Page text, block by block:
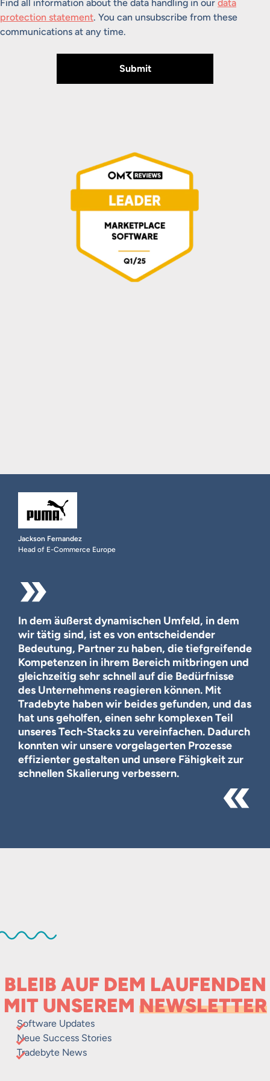
Find all information about the data handling in our data
protection statement. You can unsubscribe from these
communications at any time.
Submit
Jackson Fernandez
Head of E-Commerce Europe
In dem äußerst dynamischen Umfeld, in dem
wir tätig sind, ist es von entscheidender
Bedeutung, Partner zu haben, die tiefgreifende
Kompetenzen in ihrem Bereich mitbringen und
gleichzeitig sehr schnell auf die Bedürfnisse
des Unternehmens reagieren können. Mit
Tradebyte haben wir beides gefunden, und das
hat uns geholfen, einen sehr komplexen Teil
unseres Tech-Stacks zu vereinfachen. Dadurch
konnten wir unsere vorgelagerten Prozesse
effizienter gestalten und unsere Fähigkeit zur
schnellen Skalierung verbessern.
BLEIB AUF DEM LAUFENDEN
MIT UNSEREM NEWSLETTER
Software Updates
Neue Success Stories
Tradebyte News